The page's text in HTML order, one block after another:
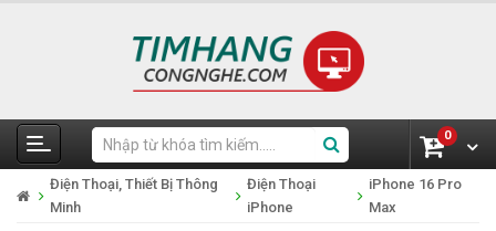
0
Điện Thoại, Thiết Bị Thông
Minh
Điện Thoại
iPhone
iPhone 16 Pro
Max